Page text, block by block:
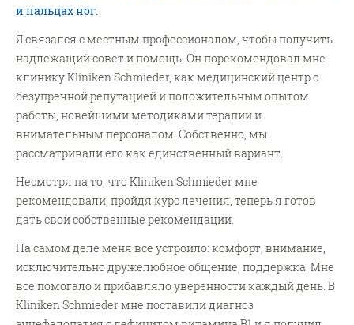
и пальцах ног.
Я связался с местным профессионалом, чтобы получить
надлежащий совет и помощь. Он порекомендовал мне
клинику Kliniken Schmieder, как медицинский центр с
безупречной репутацией и положительным опытом
работы, новейшими методиками терапии и
внимательным персоналом. Собственно, мы
рассматривали его как единственный вариант.
Несмотря на то, что Kliniken Schmieder мне
рекомендовали, пройдя курс лечения, теперь я готов
дать свои собственные рекомендации.
На самом деле меня все устроило: комфорт, внимание,
исключительно дружелюбное общение, поддержка. Мне
все помогало и прибавляло уверенности каждый день. В
Kliniken Schmieder мне поставили диагноз